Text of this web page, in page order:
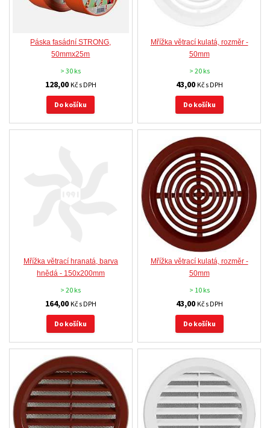
Páska fasádní STRONG,
50mmx25m
> 30 ks
128,00 Kč s DPH
Do košíku
Mřížka větrací kulatá, rozměr -
50mm
> 20 ks
43,00 Kč s DPH
Do košíku
Mřížka větrací hranatá, barva
hnědá - 150x200mm
> 20 ks
164,00 Kč s DPH
Do košíku
Mřížka větrací kulatá, rozměr -
50mm
> 10 ks
43,00 Kč s DPH
Do košíku